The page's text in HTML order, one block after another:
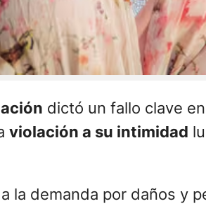
dictó un fallo clave
violación a su intimidad
la demanda por daños y